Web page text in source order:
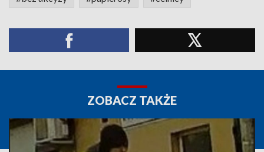
ZOBACZ TAKŻE